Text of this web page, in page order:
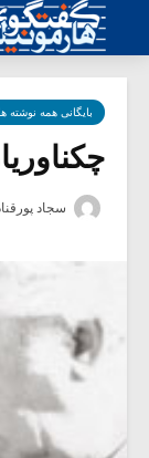
بایگانی همه نوشته ها
سجاد